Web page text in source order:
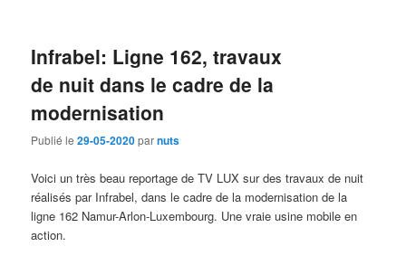
Infrabel: Ligne 162, travaux
de nuit dans le cadre de la
modernisation
Publié le29-05-2020parnuts
Voici un très beau reportage de TV LUX sur des travaux de nuit
réalisés par Infrabel, dans le cadre de la modernisation de la
ligne 162 Namur-Arlon-Luxembourg. Une vraie usine mobile en
action.